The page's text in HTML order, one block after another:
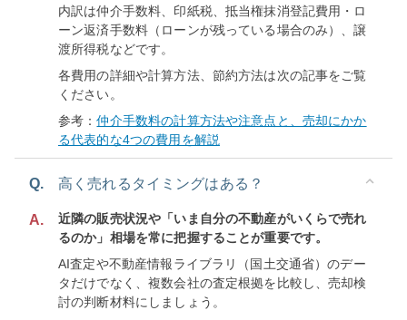
内訳は仲介手数料、印紙税、抵当権抹消登記費用・ロ
ーン返済手数料（ローンが残っている場合のみ）、譲
渡所得税などです。
各費用の詳細や計算方法、節約方法は次の記事をご覧
ください。
参考：仲介手数料の計算方法や注意点と、売却にかか
る代表的な4つの費用を解説
Q. 高く売れるタイミングはある？
A.
近隣の販売状況や「いま自分の不動産がいくらで売れ
るのか」相場を常に把握することが重要です。
AI査定や不動産情報ライブラリ（国土交通省）のデー
タだけでなく、複数会社の査定根拠を比較し、売却検
討の判断材料にしましょう。